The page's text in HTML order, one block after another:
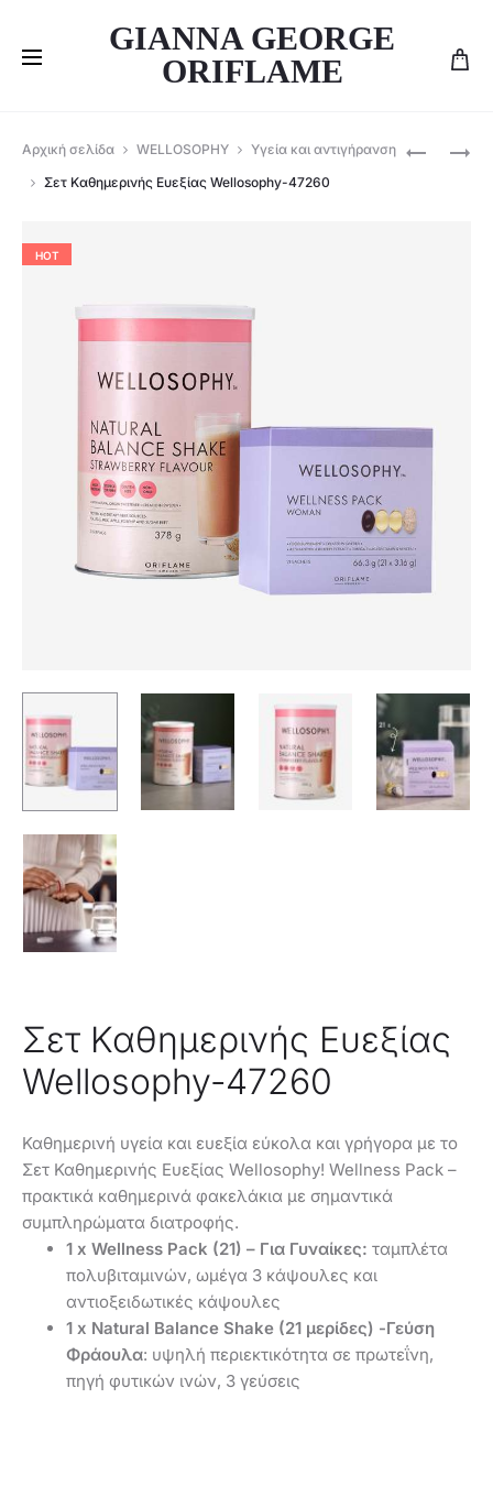
GIANNA GEORGE
ORIFLAME
ORIFLAME
ORIFLAME
Αρχική σελίδα WELLOSOPHY
Υγεία και αντιγήρανση
Σετ Καθημερινής Ευεξίας Wellosophy-47260
HOT
Σετ Καθημερινής Ευεξίας
Wellosophy-47260
Καθημερινή υγεία και ευεξία εύκολα και γρήγορα με το
Σετ Καθημερινής Ευεξίας Wellosophy! Wellness Pack –
πρακτικά καθημερινά φακελάκια με σημαντικά
συμπληρώματα διατροφής.
1 x Wellness Pack (21) – Για Γυναίκες: ταμπλέτα
πολυβιταμινών, ωμέγα 3 κάψουλες και
αντιοξειδωτικές κάψουλες
1 x Natural Balance Shake (21 μερίδες) -Γεύση
Φράουλα: υψηλή περιεκτικότητα σε πρωτεΐνη,
πηγή φυτικών ινών, 3 γεύσεις